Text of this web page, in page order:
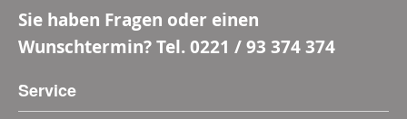
Sie haben Fragen oder einen
Wunschtermin? Tel.0221 / 93 374 374
Service